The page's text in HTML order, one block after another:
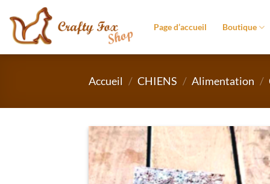
contenu
Page d’accueil Boutique
Accueil / CHIENS / Alimentation /